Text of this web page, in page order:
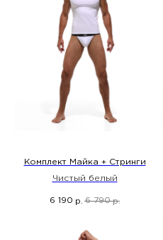
Комплект Майка + Стринги
Чистый белый
6 190 р. 6 790 р.